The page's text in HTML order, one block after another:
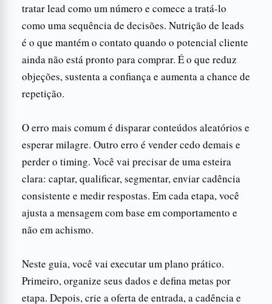
tratar lead como um número e comece a tratá-lo
como uma sequência de decisões. Nutrição de leads
é o que mantém o contato quando o potencial cliente
ainda não está pronto para comprar. É o que reduz
objeções, sustenta a confiança e aumenta a chance de
repetição.
O erro mais comum é disparar conteúdos aleatórios e
esperar milagre. Outro erro é vender cedo demais e
perder o timing. Você vai precisar de uma esteira
clara: captar, qualificar, segmentar, enviar cadência
consistente e medir respostas. Em cada etapa, você
ajusta a mensagem com base em comportamento e
não em achismo.
Neste guia, você vai executar um plano prático.
Primeiro, organize seus dados e defina metas por
etapa. Depois, crie a oferta de entrada, a cadência e